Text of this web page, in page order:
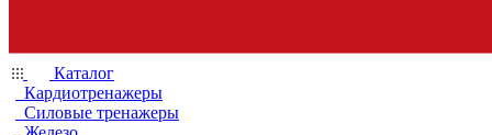
Каталог
Кардиотренажеры
Силовые тренажеры